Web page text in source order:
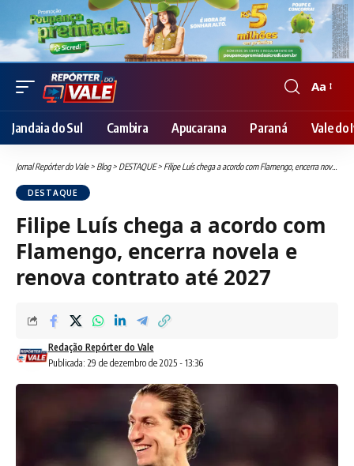
Font
Resizer
Aa
Jandaia do Sul Cambira Apucarana Paraná Vale do
Jornal Repórter do Vale> Blog> DESTAQUE> Filipe Luís chega a acordo com Flamengo, encerra novela e renova contrato até 2027
DESTAQUE
Filipe Luís chega a acordo com
Flamengo, encerra novela e
renova contrato até 2027
Publicada: 29 de dezembro de 2025 - 13:36
Redação Repórter do Vale